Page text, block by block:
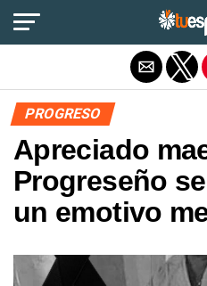
PROGRESO
Apreciado
Progreseño
un emotivo
Salir de la